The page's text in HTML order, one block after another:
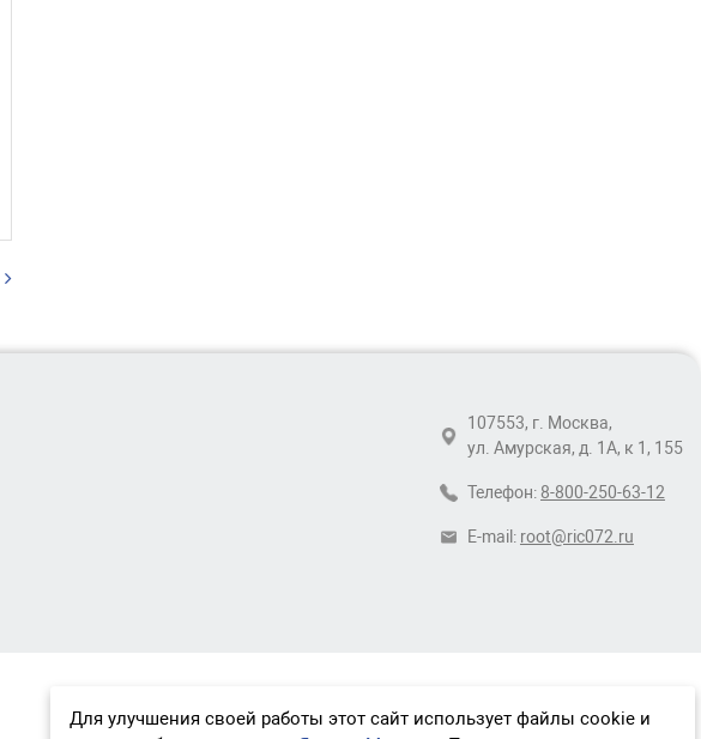
107553, г. Москва,
ул. Амурская, д. 1А, к 1, 155
Телефон: 8-800-250-63-12
E-mail: root@ric072.ru
Для улучшения своей работы этот сайт использует файлы cookie и